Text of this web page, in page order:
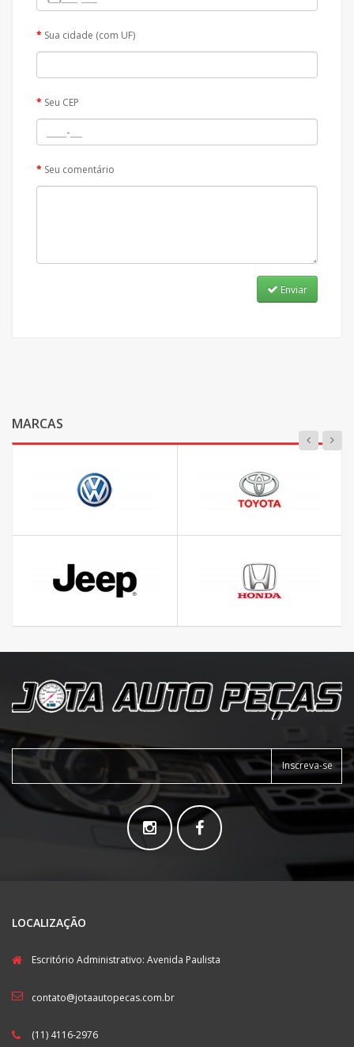
Sua cidade (com UF)
Seu CEP
Seu comentário
Enviar
MARCAS
Inscreva-se
LOCALIZAÇÃO
Escritório Administrativo: Avenida Paulista
contato@jotaautopecas.com.br
(11) 4116-2976